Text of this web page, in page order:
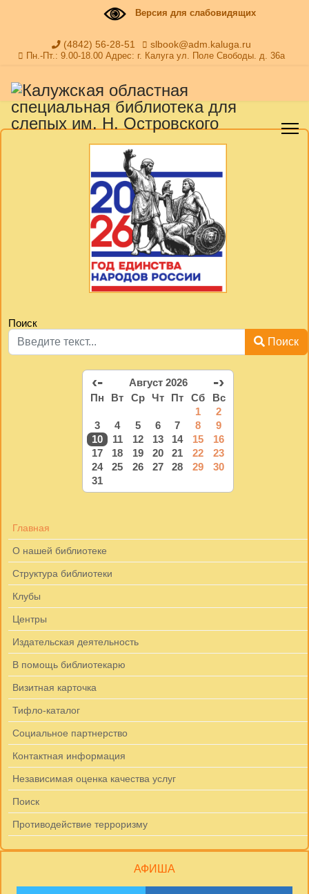
Версия для слабовидящих
(4842) 56-28-51 slbook@adm.kaluga.ru
Пн.-Пт.: 9.00-18.00 Адрес: г. Калуга ул. Поле Свободы. д. 36а
Поиск
Поиск
‹- Август 2026 -›
Пн Вт Ср Чт Пт Сб
Вс
1
2
3
4 5 6 7 8
9
10
11 12 13 14 15
16
17
18 19 20 21 22
23
24
25 26 27 28 29
30
31
Главная
О нашей библиотеке
Структура библиотеки
Клубы
Центры
Издательская деятельность
В помощь библиотекарю
Визитная карточка
Тифло-каталог
Социальное партнерство
Контактная информация
Независимая оценка качества услуг
Поиск
Противодействие терроризму
АФИША